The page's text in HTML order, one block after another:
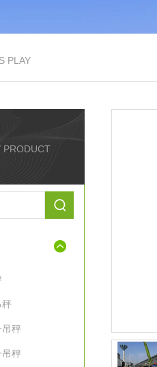
PLAY
PRODUCT
秤
吊秤
吊秤